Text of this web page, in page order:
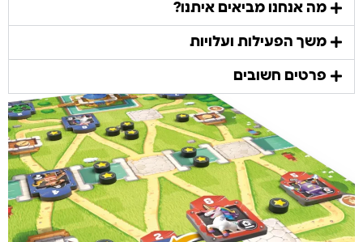
מה אנחנו מביאים איתנו?
משך הפעילות ועלויות
פרטים חשובים